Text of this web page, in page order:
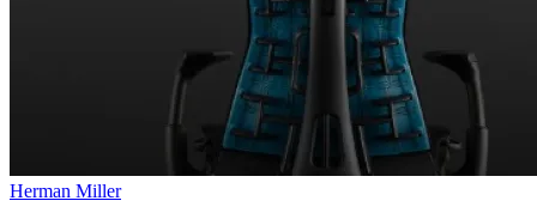
Herman Miller